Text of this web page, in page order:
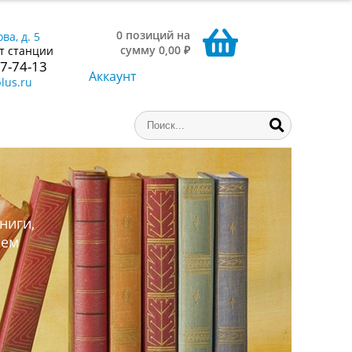
д. 5
станции
74-13
0 позиций на
сумму 0,00 ₽
Аккаунт